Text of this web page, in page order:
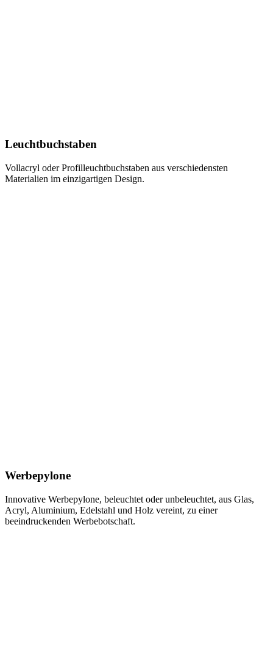
Leuchtbuchstaben
Vollacryl oder Profilleuchtbuchstaben aus verschiedensten
Materialien im einzigartigen Design.
Werbepylone
Innovative Werbepylone, beleuchtet oder unbeleuchtet, aus Glas,
Acryl, Aluminium, Edelstahl und Holz vereint, zu einer
beeindruckenden Werbebotschaft.